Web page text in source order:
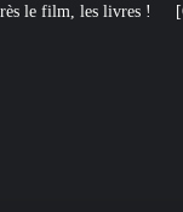
De la Comédie-